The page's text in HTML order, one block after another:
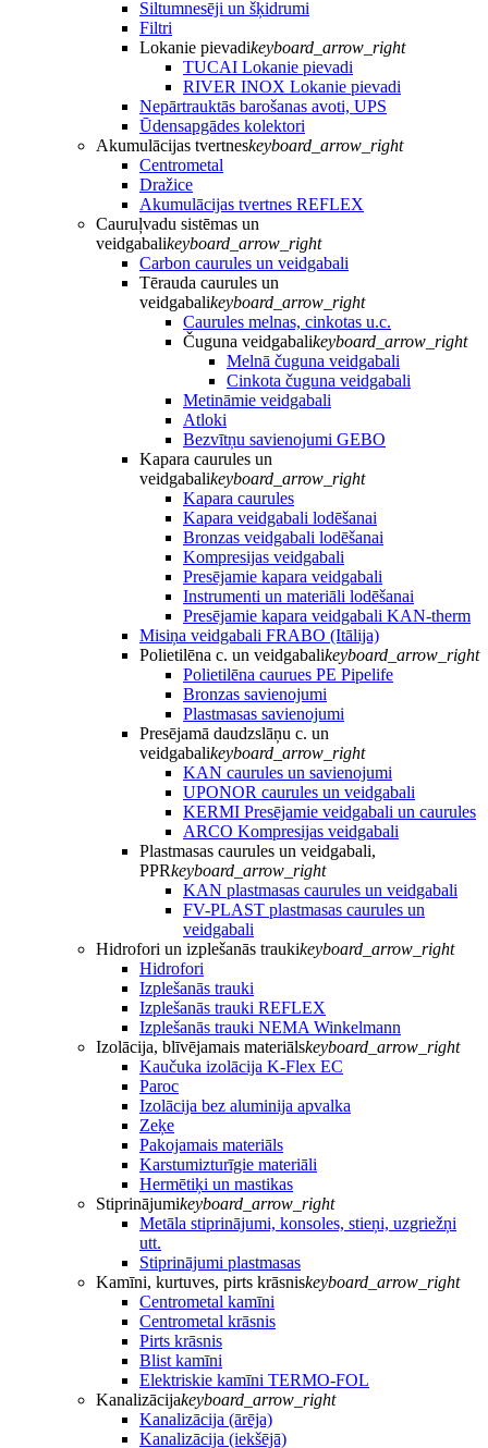
Siltumnesēji un šķidrumi
Filtri
Lokanie pievadikeyboard_arrow_right
TUCAI Lokanie pievadi
RIVER INOX Lokanie pievadi
Nepārtrauktās barošanas avoti, UPS
Ūdensapgādes kolektori
Akumulācijas tvertneskeyboard_arrow_right
Centrometal
Dražice
Akumulācijas tvertnes REFLEX
Cauruļvadu sistēmas un
veidgabalikeyboard_arrow_right
Carbon caurules un veidgabali
Tērauda caurules un
veidgabalikeyboard_arrow_right
Caurules melnas, cinkotas u.c.
Čuguna veidgabalikeyboard_arrow_right
Melnā čuguna veidgabali
Cinkota čuguna veidgabali
Metināmie veidgabali
Atloki
Bezvītņu savienojumi GEBO
Kapara caurules un
veidgabalikeyboard_arrow_right
Kapara caurules
Kapara veidgabali lodēšanai
Bronzas veidgabali lodēšanai
Kompresijas veidgabali
Presējamie kapara veidgabali
Instrumenti un materiāli lodēšanai
Presējamie kapara veidgabali KAN-therm
Misiņa veidgabali FRABO (Itālija)
Polietilēna c. un veidgabalikeyboard_arrow_right
Polietilēna caurues PE Pipelife
Bronzas savienojumi
Plastmasas savienojumi
Presējamā daudzslāņu c. un
veidgabalikeyboard_arrow_right
KAN caurules un savienojumi
UPONOR caurules un veidgabali
KERMI Presējamie veidgabali un caurules
ARCO Kompresijas veidgabali
Plastmasas caurules un veidgabali,
PPRkeyboard_arrow_right
KAN plastmasas caurules un veidgabali
FV-PLAST plastmasas caurules un
veidgabali
Hidrofori un izplešanās traukikeyboard_arrow_right
Hidrofori
Izplešanās trauki
Izplešanās trauki REFLEX
Izplešanās trauki NEMA Winkelmann
Izolācija, blīvējamais materiālskeyboard_arrow_right
Kaučuka izolācija K-Flex EC
Paroc
Izolācija bez aluminija apvalka
Zeķe
Pakojamais materiāls
Karstumizturīgie materiāli
Hermētiķi un mastikas
Stiprinājumikeyboard_arrow_right
Metāla stiprinājumi, konsoles, stieņi, uzgriežņi
utt.
Stiprinājumi plastmasas
Kamīni, kurtuves, pirts krāsniskeyboard_arrow_right
Centrometal kamīni
Centrometal krāsnis
Pirts krāsnis
Blist kamīni
Elektriskie kamīni TERMO-FOL
Kanalizācijakeyboard_arrow_right
Kanalizācija (ārēja)
Kanalizācija (iekšējā)